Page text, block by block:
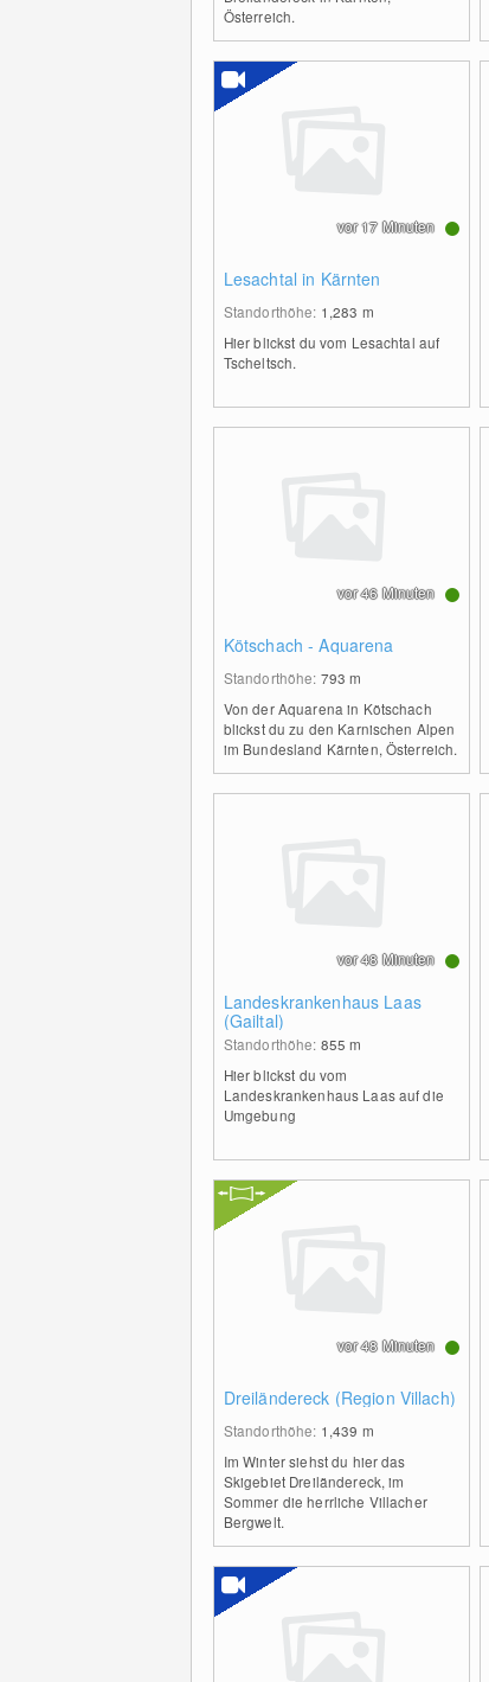
Österreich.
Lesachtal in Kärnten
Standorthöhe: 1,283 m
Hier blickst du vom Lesachtal auf
Tscheltsch.
vor 17 Minuten
Kötschach - Aquarena
Standorthöhe: 793m
Von der Aquarena in Kötschach
blickst du zu den Karnischen Alpen
im Bundesland Kärnten, Österreich.
vor 46 Minuten
Landeskrankenhaus Laas
(Gailtal)
Standorthöhe: 855m
Hier blickst du vom
Landeskrankenhaus Laas auf die
Umgebung
vor 48 Minuten
Dreiländereck (Region Villach)
Standorthöhe: 1,439 m
Im Winter siehst du hier das
Skigebiet Dreiländereck, im
Sommer die herrliche Villacher
Bergwelt.
vor 48 Minuten